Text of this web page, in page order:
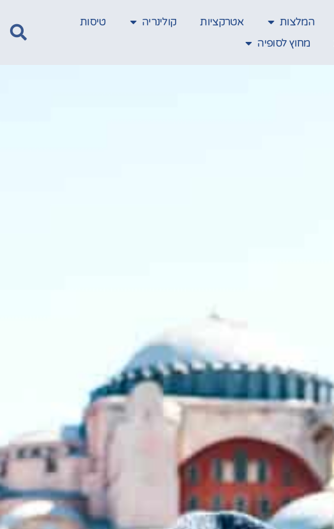
המלצות אטרקציות קולינריה
טיסות
מחוץ לסופיה